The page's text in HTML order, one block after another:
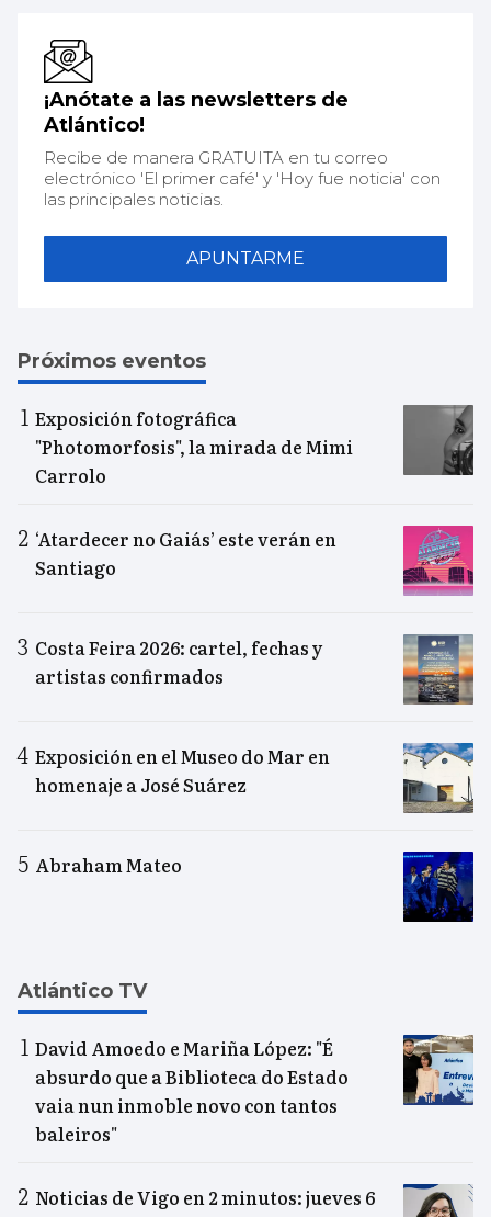
¡Anótate a las newsletters de
Atlántico!
Recibe de manera GRATUITA en tu correo
electrónico 'El primer café' y 'Hoy fue noticia' con
las principales noticias.
APUNTARME
Próximos eventos
Exposición fotográfica
"Photomorfosis", la mirada de Mimi
Carrolo
‘Atardecer no Gaiás’ este verán en
Santiago
Costa Feira 2026: cartel, fechas y
artistas confirmados
Exposición en el Museo do Mar en
homenaje a José Suárez
Abraham Mateo
Atlántico TV
David Amoedo e Mariña López: "É
absurdo que a Biblioteca do Estado
vaia nun inmoble novo con tantos
baleiros"
Noticias de Vigo en 2 minutos: jueves 6